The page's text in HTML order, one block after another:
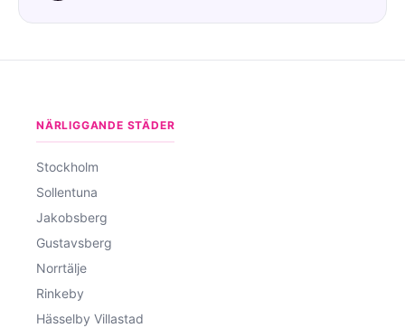
NÄRLIGGANDE STÄDER
Stockholm
Sollentuna
Jakobsberg
Gustavsberg
Norrtälje
Rinkeby
Hässelby Villastad